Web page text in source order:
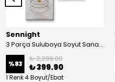
Sennight
3 Parça Suluboya Soyut Sanat Koleksiyonu Dekoratif Kanvas Tablo
%83
₺ 2,299.00
₺ 399.90
1 Renk 4 Boyut/Ebat